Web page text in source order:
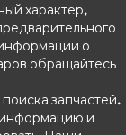
характер,
о
обращайтесь
запчастей.
информацию и